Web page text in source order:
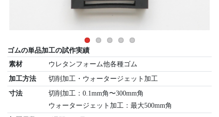
ゴムの単品加工の試作実績
素材
ウレタンフォーム他各種ゴム
加工方法
切削加工・ウォータージェット加工
寸法
切削加工：0.1mm角〜300mm角
ウォータージェット加工：最大500mm角